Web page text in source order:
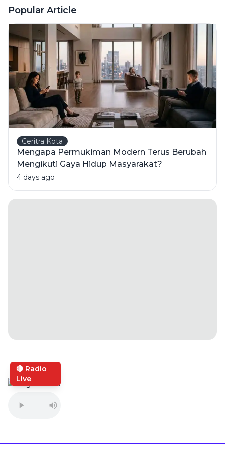
Popular Article
Ceritra Kota
Mengapa Permukiman Modern Terus Berubah
Mengikuti Gaya Hidup Masyarakat?
4 days ago
🔴 Radio
Live